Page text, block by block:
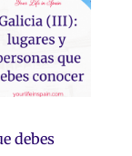
debes